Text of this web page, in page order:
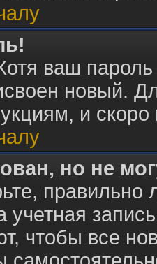
ваш
новый.
и
но не
чтобы все